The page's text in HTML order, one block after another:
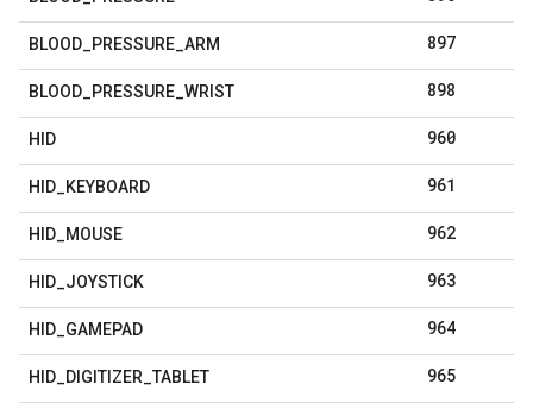
BLOOD PRESSURE ARM 897
BLOOD PRESSURE WRIST 898
HID 960
HID KEYBOARD 961
HID MOUSE 962
HID JOYSTICK 963
HID GAMEPAD 964
HID DIGITIZER TABLET 965